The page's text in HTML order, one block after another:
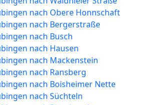
nach Obere Honnschaft
nach Bergerstraße
nach Busch
nach Hausen
nach Mackenstein
nach Ransberg
nach Boisheimer Nette
nach Süchteln